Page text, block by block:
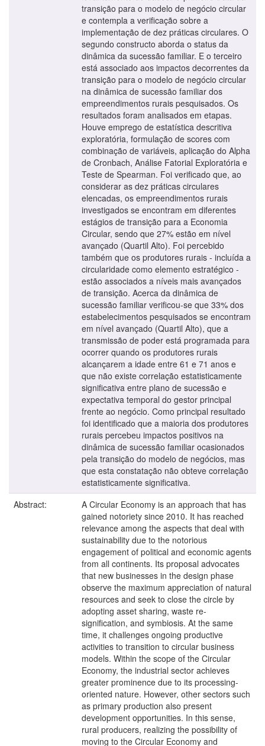
transição para o modelo de negócio circular
e contempla a verificação sobre a
implementação de dez práticas circulares. O
segundo constructo aborda o status da
dinâmica da sucessão familiar. E o terceiro
está associado aos impactos decorrentes da
transição para o modelo de negócio circular
na dinâmica de sucessão familiar dos
empreendimentos rurais pesquisados. Os
resultados foram analisados em etapas.
Houve emprego de estatística descritiva
exploratória, formulação de scores com
combinação de variáveis, aplicação do Alpha
de Cronbach, Análise Fatorial Exploratória e
Teste de Spearman. Foi verificado que, ao
considerar as dez práticas circulares
elencadas, os empreendimentos rurais
investigados se encontram em diferentes
estágios de transição para a Economia
Circular, sendo que 27% estão em nível
avançado (Quartil Alto). Foi percebido
também que os produtores rurais - incluída a
circularidade como elemento estratégico -
estão associados a níveis mais avançados
de transição. Acerca da dinâmica de
sucessão familiar verificou-se que 33% dos
estabelecimentos pesquisados se encontram
em nível avançado (Quartil Alto), que a
transmissão de poder está programada para
ocorrer quando os produtores rurais
alcançarem a idade entre 61 e 71 anos e
que não existe correlação estatisticamente
significativa entre plano de sucessão e
expectativa temporal do gestor principal
frente ao negócio. Como principal resultado
foi identificado que a maioria dos produtores
rurais percebeu impactos positivos na
dinâmica de sucessão familiar ocasionados
pela transição do modelo de negócios, mas
que esta constatação não obteve correlação
estatisticamente significativa.
Abstract:
A Circular Economy is an approach that has
gained notoriety since 2010. It has reached
relevance among the aspects that deal with
sustainability due to the notorious
engagement of political and economic agents
from all continents. Its proposal advocates
that new businesses in the design phase
observe the maximum appreciation of natural
resources and seek to close the circle by
adopting asset sharing, waste re-
signification, and symbiosis. At the same
time, it challenges ongoing productive
activities to transition to circular business
models. Within the scope of the Circular
Economy, the industrial sector achieves
greater prominence due to its processing-
oriented nature. However, other sectors such
as primary production also present
development opportunities. In this sense,
rural producers, realizing the possibility of
moving to the Circular Economy and